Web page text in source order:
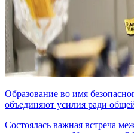
Образование во имя
объединяют усилия ради
Состоялась важная встреча